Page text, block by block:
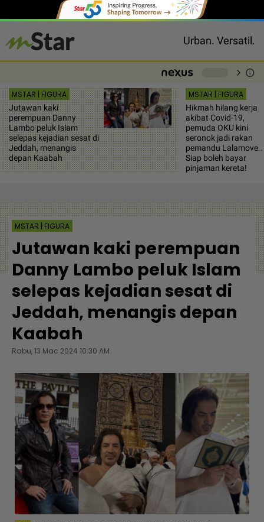
Urban. Versatil.
chevron_right info
MSTAR | FIGURA
Jutawan kaki
perempuan Danny
Lambo peluk Islam
selepas kejadian sesat di
Jeddah, menangis
depan Kaabah
MSTAR | FIGURA
Hikmah hilang kerja
akibat Covid-19,
pemuda OKU kini
seronok jadi rakan
pemandu
Siap boleh bayar
pinjaman kereta!
MSTAR | FIGURA
Jutawan kaki perempuan
Danny Lambo peluk Islam
selepas kejadian sesat di
Jeddah, menangis depan
Kaabah
Rabu, 13 Mac 2024 10:30 AM